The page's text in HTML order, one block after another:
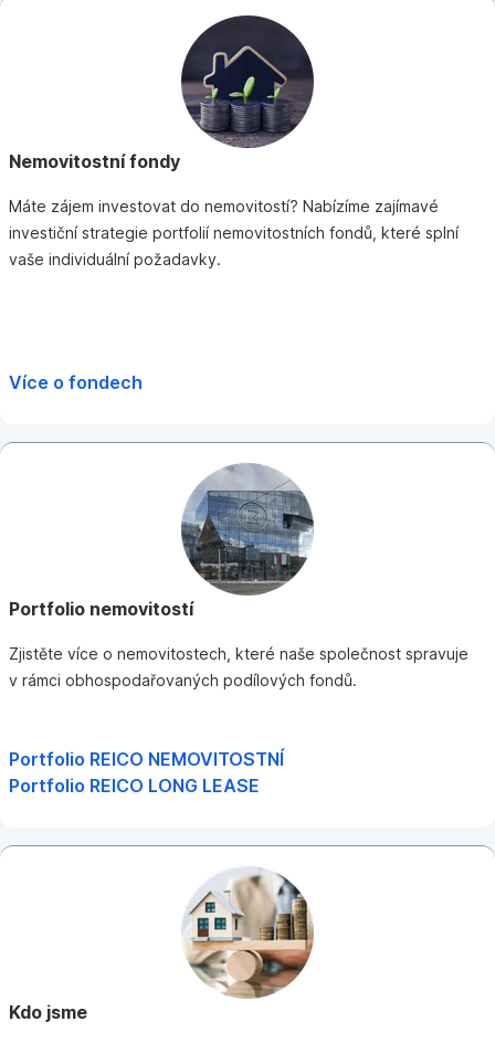
Nemovitostní fondy
Máte zájem investovat do nemovitostí? Nabízíme zajímavé
investiční strategie portfolií nemovitostních fondů, které splní
vaše individuální požadavky.
Více o fondech
Portfolio nemovitostí
Zjistěte více o nemovitostech, které naše společnost spravuje
v rámci obhospodařovaných podílových fondů.
Portfolio REICO NEMOVITOSTNÍ
Portfolio REICO LONG LEASE
Kdo jsme